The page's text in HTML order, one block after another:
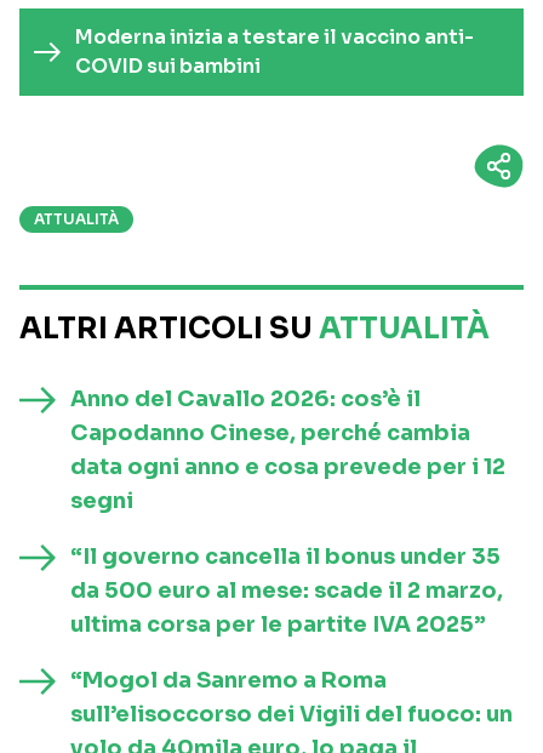
Moderna inizia a testare il vaccino anti-
COVID sui bambini
ATTUALITÀ
ALTRI ARTICOLI SU ATTUALITÀ
Anno del Cavallo 2026: cos’è il
Capodanno Cinese, perché cambia
data ogni anno e cosa prevede per i 12
segni
“Il governo cancella il bonus under 35
da 500 euro al mese: scade il 2 marzo,
ultima corsa per le partite IVA 2025”
“Mogol da Sanremo a Roma
sull’elisoccorso dei Vigili del fuoco: un